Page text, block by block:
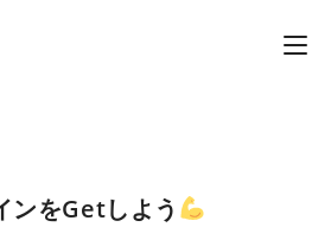
ンをGetしよう